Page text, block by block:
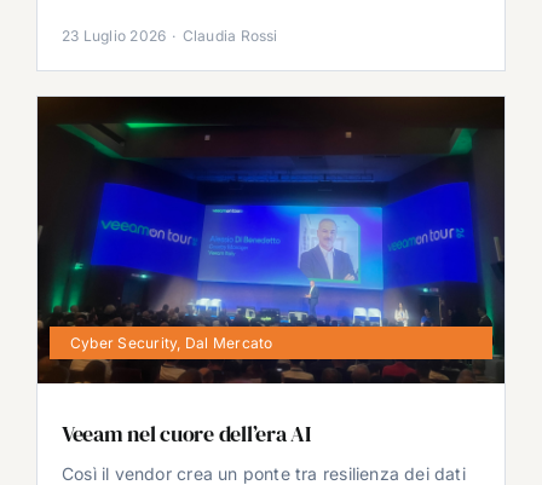
23 Luglio 2026 · Claudia Rossi
Cyber Security, Dal Mercato
Veeam nel cuore dell’era AI
Così il vendor crea un ponte tra resilienza dei dati